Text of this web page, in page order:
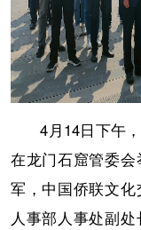
4月14日下午
在龙门石窟管委
军，中国侨联文
人事部人事处副